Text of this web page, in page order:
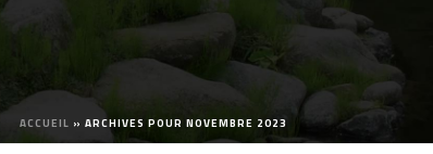
ACCUEIL » ARCHIVES POUR NOVEMBRE 2023